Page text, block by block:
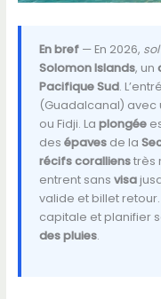
En bref— En 2026,
Solomon Islands, un
Pacifique Sud.
(Guadalcanal) avec
ou Fidji. La plongée
des épavesde la
récifs corallienstrès
entrent sans visa
valide et billet
capitale et planifier
des pluies.